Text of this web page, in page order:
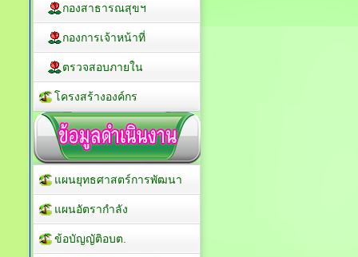
กองสาธารณสุขฯ
กองการเจ้าหน้าที่
ตรวจสอบภายใน
โครงสร้างองค์กร
แผนยุทธศาสตร์การพัฒนา
แผนอัตรากำลัง
ข้อบัญญัติอบต.